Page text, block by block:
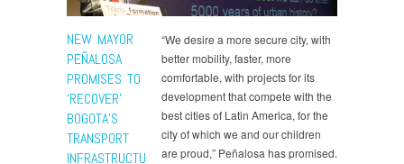
NEW MAYOR
PEÑALOSA
PROMISES TO
‘RECOVER’
BOGOTA’S
TRANSPORT
INFRASTRUCTU
“We desire a more secure city, with
better mobility, faster, more
comfortable, with projects for its
development that compete with the
best cities of Latin America, for the
city of which we and our children
are proud,” Peñalosa has promised.